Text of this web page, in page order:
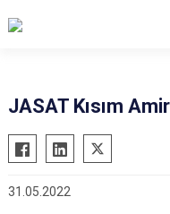
JASAT Kısım
31.05.2022